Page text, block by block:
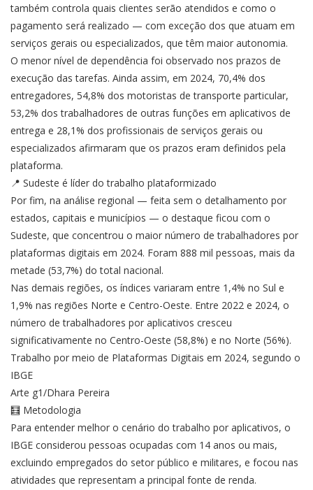
também controla quais clientes serão atendidos e como o
pagamento será realizado — com exceção dos que atuam em
serviços gerais ou especializados, que têm maior autonomia.
O menor nível de dependência foi observado nos prazos de
execução das tarefas. Ainda assim, em 2024, 70,4% dos
entregadores, 54,8% dos motoristas de transporte particular,
53,2% dos trabalhadores de outras funções em aplicativos de
entrega e 28,1% dos profissionais de serviços gerais ou
especializados afirmaram que os prazos eram definidos pela
plataforma.
📍 Sudeste é líder do trabalho plataformizado
Por fim, na análise regional — feita sem o detalhamento por
estados, capitais e municípios — o destaque ficou com o
Sudeste, que concentrou o maior número de trabalhadores por
plataformas digitais em 2024. Foram 888 mil pessoas, mais da
metade (53,7%) do total nacional.
Nas demais regiões, os índices variaram entre 1,4% no Sul e
1,9% nas regiões Norte e Centro-Oeste. Entre 2022 e 2024, o
número de trabalhadores por aplicativos cresceu
significativamente no Centro-Oeste (58,8%) e no Norte (56%).
Trabalho por meio de Plataformas Digitais em 2024, segundo o
IBGE
Arte g1/Dhara Pereira
🧮 Metodologia
Para entender melhor o cenário do trabalho por aplicativos, o
IBGE considerou pessoas ocupadas com 14 anos ou mais,
excluindo empregados do setor público e militares, e focou nas
atividades que representam a principal fonte de renda.